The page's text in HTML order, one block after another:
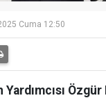
Cuma 12:50
Yardımcısı